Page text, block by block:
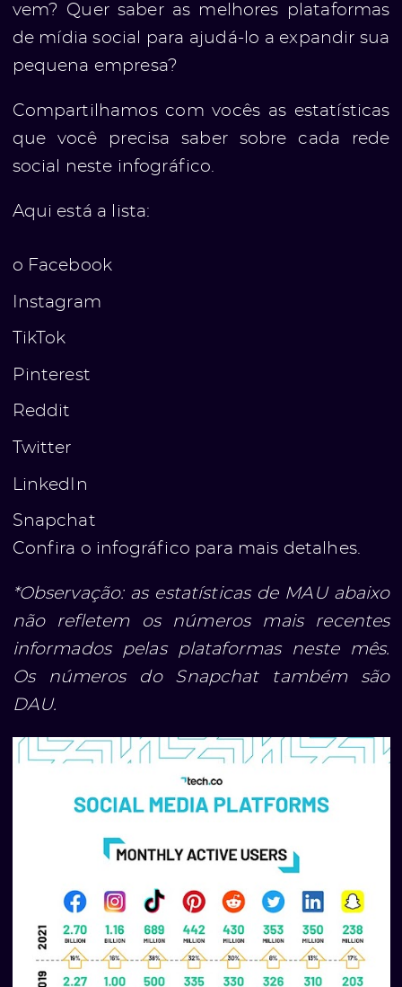
vem? Quer saber as melhores plataformas
de mídia social para ajudá-lo a expandir sua
pequena empresa?
Compartilhamos com vocês as estatísticas
que você precisa saber sobre cada rede
social neste infográfico.
Aqui está a lista:
o Facebook
Instagram
TikTok
Pinterest
Reddit
Twitter
LinkedIn
Snapchat
Confira o infográfico para mais detalhes.
*Observação: as estatísticas de MAU abaixo
não refletem os números mais recentes
informados pelas plataformas neste mês.
Os números do Snapchat também são
DAU.